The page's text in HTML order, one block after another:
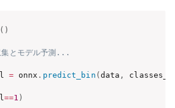
( )
とモデル予測...
= onnx . predict_bin (data , classes_
==1 )